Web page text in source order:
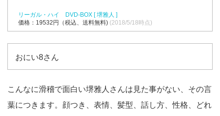
リーガル・ハイ DVD-BOX [ 堺雅人 ]
価格：19532円（税込、送料無料) (2018/5/18時点)
おにい8さん
こんなに滑稽で面白い堺雅人さんは見た事がない、その言
葉につきます。顔つき、表情、髪型、話し方、性格、どれ